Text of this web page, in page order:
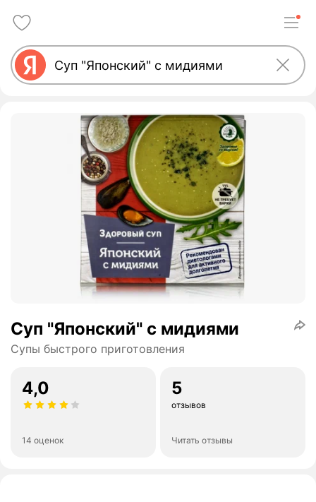
Суп "Японский" с мидиями
Супы быстрого приготовления
4,0
14 оценок
5
отзывов
Читать отзывы